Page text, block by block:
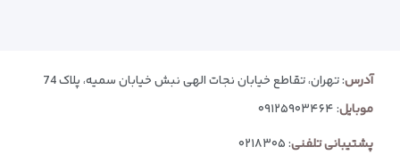
آدرس: تهران، تقاطع خیابان نجات الهی نبش خیابان سمیه، پلاک 74
موبایل:۰۹۱۲۵۹۰۳۴۶۴
پشتیبانی تلفنی:۰۲۱۸۳۰۵